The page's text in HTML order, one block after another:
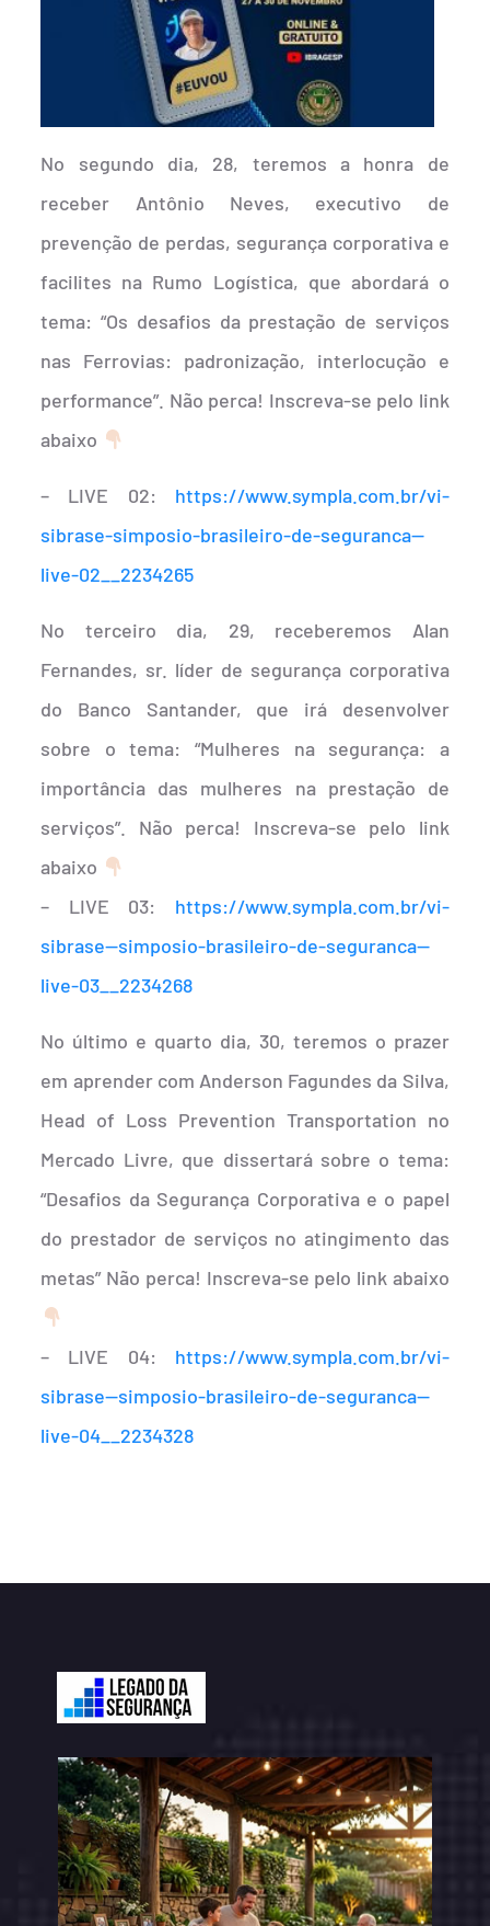
No segundo dia, 28, teremos a honra de
receber Antônio Neves, executivo de
prevenção de perdas, segurança corporativa e
facilites na Rumo Logística, que abordará o
tema: “Os desafios da prestação de serviços
nas Ferrovias: padronização, interlocução e
performance”. Não perca! Inscreva-se pelo link
abaixo
– LIVE 02: https://www.sympla.com.br/vi-
sibrase-simposio-brasileiro-de-seguranca—
live-02__2234265
No terceiro dia, 29, receberemos Alan
Fernandes, sr. líder de segurança corporativa
do Banco Santander, que irá desenvolver
sobre o tema: “Mulheres na segurança: a
importância das mulheres na prestação de
serviços”. Não perca! Inscreva-se pelo link
abaixo
– LIVE 03: https://www.sympla.com.br/vi-
sibrase—simposio-brasileiro-de-seguranca—
live-03__2234268
No último e quarto dia, 30, teremos o prazer
em aprender com Anderson Fagundes da Silva,
Head of Loss Prevention Transportation no
Mercado Livre, que dissertará sobre o tema:
“Desafios da Segurança Corporativa e o papel
do prestador de serviços no atingimento das
metas” Não perca! Inscreva-se pelo link abaixo
– LIVE 04: https://www.sympla.com.br/vi-
sibrase—simposio-brasileiro-de-seguranca—
live-04__2234328